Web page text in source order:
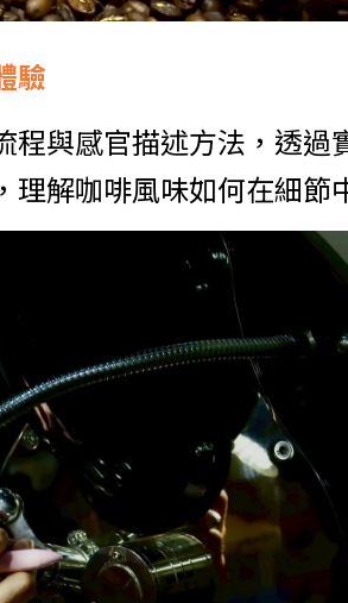
驗
與感官描述方法，透
解咖啡風味如何在細節